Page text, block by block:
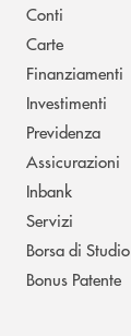
Conti
Carte
Finanziamenti
Investimenti
Previdenza
Assicurazioni
Inbank
Servizi
Borsa di Studio
Bonus Patente